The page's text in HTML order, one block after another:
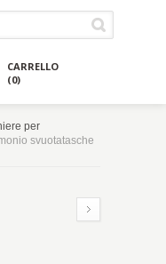
CARRELLO
(0)
per
svuotatasche